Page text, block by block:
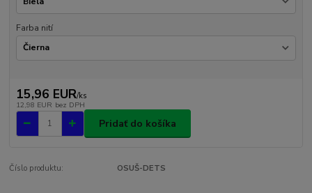
Farba nití
15,96 EUR/ks
12,98 EUR bez DPH
Pridať do košíka
Číslo produktu: OSUŠ-DETS